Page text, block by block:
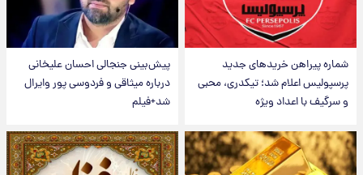
شماره پیراهن خریدهای جدید
پرسپولیس اعلام شد؛ تیکدری، محبی
و سرگیف با اعداد ویژه
پیش‌بینی جنجالی احسان علیخانی
درباره میثاقی و فردوسی پور وایرال
شد+فیلم